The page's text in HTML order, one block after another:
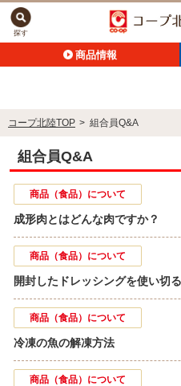
商品情報
探す
コープ北陸TOP > 組合員Q&A
組合員Q&A
商品（食品）について
成形肉とはどんな肉ですか？
商品（食品）について
開封したドレッシングを使い切
商品（食品）について
冷凍の魚の解凍方法
商品（食品）について